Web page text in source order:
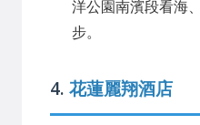
洋公園南濱段看海
步。
4. 花蓮麗翔酒店